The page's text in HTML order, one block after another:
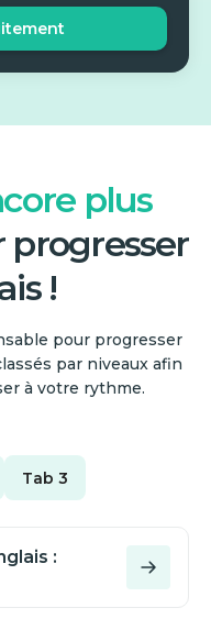
plus
!
pour progresser
par niveaux afin
à votre rythme.
Tab 3
: